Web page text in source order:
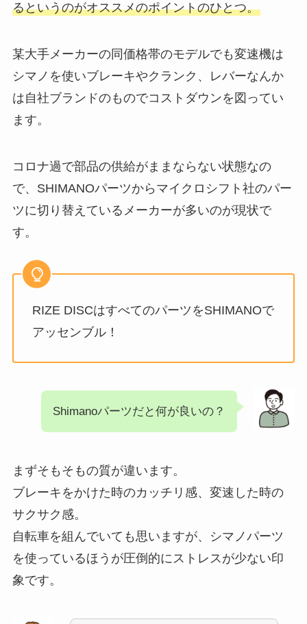
るというのがオススメのポイントのひとつ。
某大手メーカーの同価格帯のモデルでも変速機は
シマノを使いブレーキやクランク、レバーなんか
は自社ブランドのものでコストダウンを図ってい
ます。
コロナ過で部品の供給がままならない状態なの
で、SHIMANOパーツからマイクロシフト社のパー
ツに切り替えているメーカーが多いのが現状で
す。
RIZE DISCはすべてのパーツをSHIMANOで
アッセンブル！
Shimanoパーツだと何が良いの？
まずそもそもの質が違います。
ブレーキをかけた時のカッチリ感、変速した時の
サクサク感。
自転車を組んでいても思いますが、シマノパーツ
を使っているほうが圧倒的にストレスが少ない印
象です。